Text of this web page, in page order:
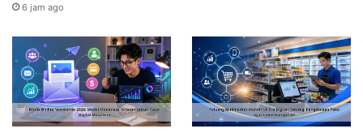
6 jam ago